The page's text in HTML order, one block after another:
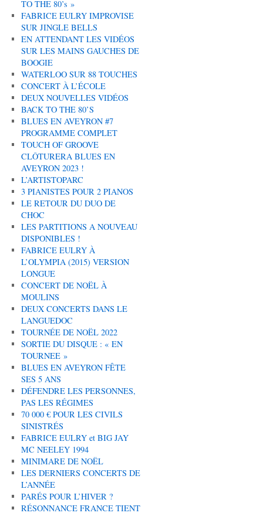
TO THE 80’s »
FABRICE EULRY IMPROVISE
SUR JINGLE BELLS
EN ATTENDANT LES VIDÉOS
SUR LES MAINS GAUCHES DE
BOOGIE
WATERLOO SUR 88 TOUCHES
CONCERT À L’ÉCOLE
DEUX NOUVELLES VIDÉOS
BACK TO THE 80’S
BLUES EN AVEYRON #7
PROGRAMME COMPLET
TOUCH OF GROOVE
CLÔTURERA BLUES EN
AVEYRON 2023 !
L’ARTISTOPARC
3 PIANISTES POUR 2 PIANOS
LE RETOUR DU DUO DE
CHOC
LES PARTITIONS A NOUVEAU
DISPONIBLES !
FABRICE EULRY À
L’OLYMPIA (2015) VERSION
LONGUE
CONCERT DE NOËL À
MOULINS
DEUX CONCERTS DANS LE
LANGUEDOC
TOURNÉE DE NOËL 2022
SORTIE DU DISQUE : « EN
TOURNEE »
BLUES EN AVEYRON FÊTE
SES 5 ANS
DÉFENDRE LES PERSONNES,
PAS LES RÉGIMES
70 000 € POUR LES CIVILS
SINISTRÉS
FABRICE EULRY et BIG JAY
MC NEELEY 1994
MINIMARE DE NOËL
LES DERNIERS CONCERTS DE
L’ANNÉE
PARÉS POUR L’HIVER ?
RÉSONNANCE FRANCE TIENT